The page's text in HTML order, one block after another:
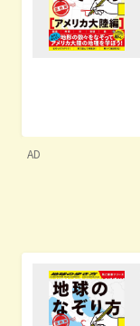
AD